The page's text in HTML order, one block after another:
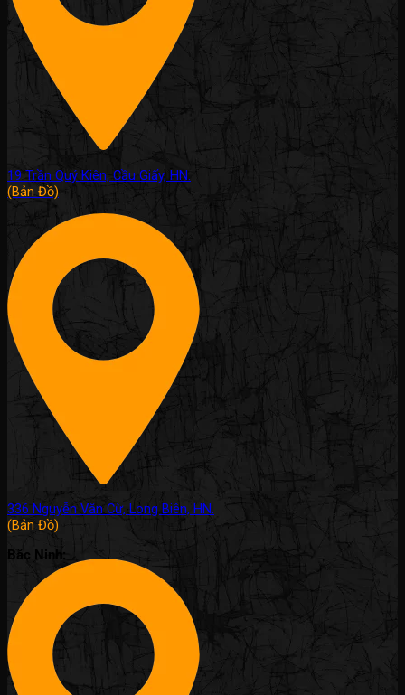
19 Trần Quý Kiên, Cầu Giấy, HN.
(Bản Đồ)
336 Nguyễn Văn Cừ, Long Biên, HN.
(Bản Đồ)
Bắc Ninh: